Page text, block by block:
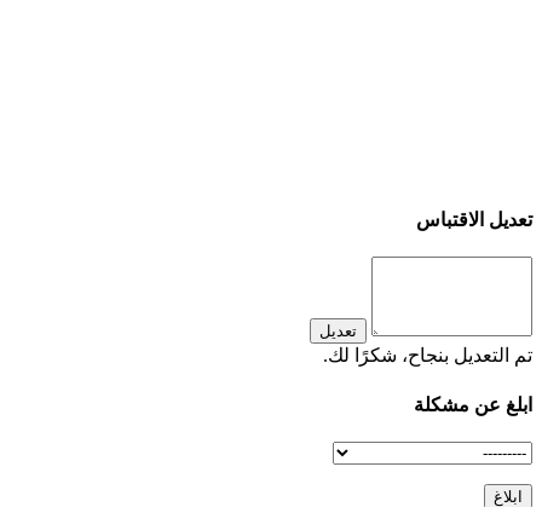
تعديل الاقتباس
تعديل
تم التعديل بنجاح، شكرًا لك.
ابلغ عن مشكلة
ابلاغ